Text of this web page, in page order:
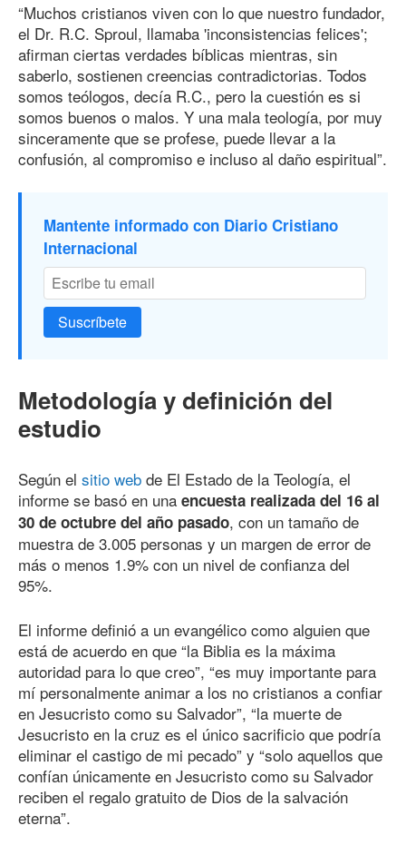
“Muchos cristianos viven con lo que nuestro fundador,
el Dr. R.C. Sproul, llamaba 'inconsistencias felices';
afirman ciertas verdades bíblicas mientras, sin
saberlo, sostienen creencias contradictorias. Todos
somos teólogos, decía R.C., pero la cuestión es si
somos buenos o malos. Y una mala teología, por muy
sinceramente que se profese, puede llevar a la
confusión, al compromiso e incluso al daño espiritual”.
Mantente informado con Diario Cristiano
Internacional
Suscríbete
Metodología y definición del
estudio
Según el sitio web de El Estado de la Teología, el
informe se basó en una encuesta realizada del 16 al
30 de octubre del año pasado, con un tamaño de
muestra de 3.005 personas y un margen de error de
más o menos 1.9% con un nivel de confianza del
95%.
El informe definió a un evangélico como alguien que
está de acuerdo en que “la Biblia es la máxima
autoridad para lo que creo”, “es muy importante para
mí personalmente animar a los no cristianos a confiar
en Jesucristo como su Salvador”, “la muerte de
Jesucristo en la cruz es el único sacrificio que podría
eliminar el castigo de mi pecado” y “solo aquellos que
confían únicamente en Jesucristo como su Salvador
reciben el regalo gratuito de Dios de la salvación
eterna”.